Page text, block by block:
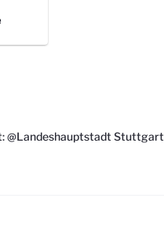
@Landeshauptstadt Stuttgart